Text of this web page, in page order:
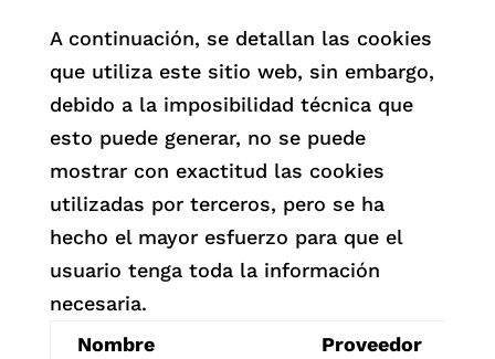
A continuación, se detallan las cookies
que utiliza este sitio web, sin embargo,
debido a la imposibilidad técnica que
esto puede generar, no se puede
mostrar con exactitud las cookies
utilizadas por terceros, pero se ha
hecho el mayor esfuerzo para que el
usuario tenga toda la información
necesaria.
Nombre
Proveedor